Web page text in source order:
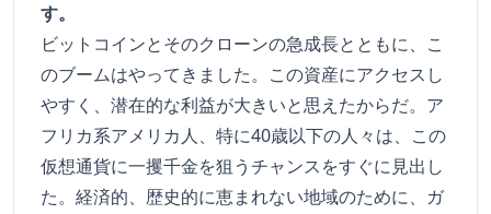
す。
ビットコインとそのクローンの急成長とともに、こ
のブームはやってきました。この資産にアクセスし
やすく、潜在的な利益が大きいと思えたからだ。ア
フリカ系アメリカ人、特に40歳以下の人々は、この
仮想通貨に一攫千金を狙うチャンスをすぐに見出し
た。経済的、歴史的に恵まれない地域のために、ガ